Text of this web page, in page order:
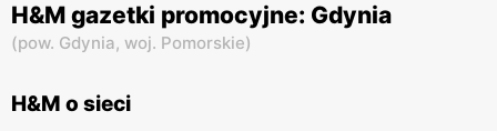
H&M gazetki promocyjne: Gdynia
(pow. Gdynia, woj. Pomorskie)
H&M o sieci